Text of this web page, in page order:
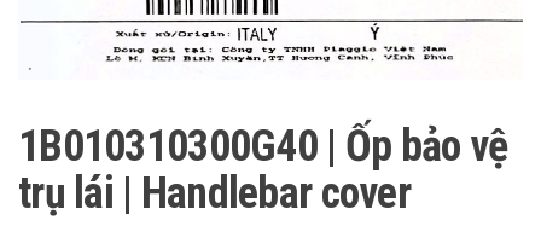
1B010310300G40 | Ốp bảo vệ
trụ lái | Handlebar cover